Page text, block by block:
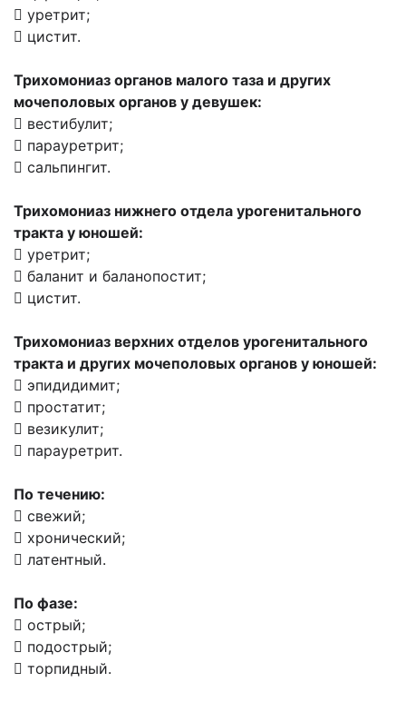
 уретрит;
 цистит.
Трихомониаз органов малого таза и других
мочеполовых органов у девушек:
 вестибулит;
 парауретрит;
 сальпингит.
Трихомониаз нижнего отдела урогенитального
тракта у юношей:
 уретрит;
 баланит и баланопостит;
 цистит.
Трихомониаз верхних отделов урогенитального
тракта и других мочеполовых органов у юношей:
 эпидидимит;
 простатит;
 везикулит;
 парауретрит.
По течению:
 свежий;
 хронический;
 латентный.
По фазе:
 острый;
 подострый;
 торпидный.